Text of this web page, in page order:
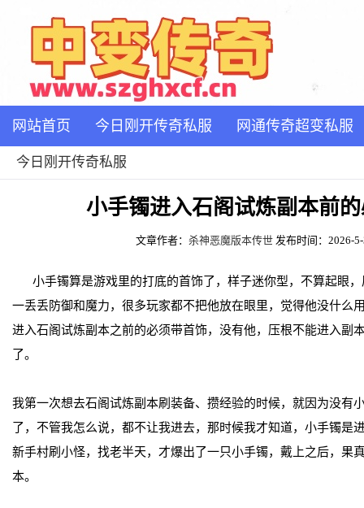
网站首页 今日刚开传奇私服 网通传奇超变私服
今日刚开传奇私服
小手镯进入石阁试炼副本前
文章作者： 杀神恶魔版本传世 发布时间：2026-
小手镯算是游戏里的打底的首饰了，样子迷你型，不算起眼
一丢丢防御和魔力，很多玩家都不把他放在眼里，觉得他没什么
进入石阁试炼副本之前的必须带首饰，没有他，压根不能进入副
了。
我第一次想去石阁试炼副本刷装备、攒经验的时候，就因为没有
了，不管我怎么说，都不让我进去，那时候我才知道，小手镯是
新手村刷小怪，找老半天，才爆出了一只小手镯，戴上之后，果
本。